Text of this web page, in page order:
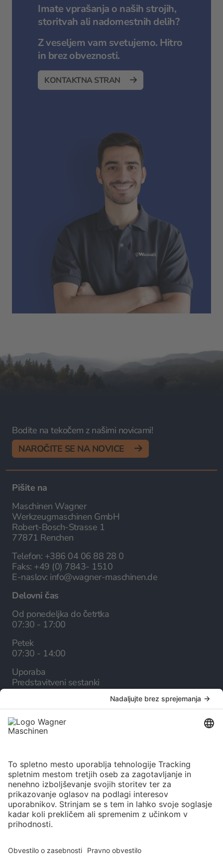
Imate vprašanja o naših strojih,
storitvah ali nadomestnih delih?
Z veseljem vam svetujemo. Hitro
in brez obveznosti.
KONTAKTNA STRAN
Bodite na tekočem z našimi novicami!
NAROČITE SE NA NOVICE
Pišite na
Maschinen Wagner
Werkzeugmaschinen GmbH
Robert-Bosch-Strasse 1
77871 Renchen
Telefon: +386 04 06 88 28 0
Faks: +49 (0) 7843- 1510
E-naslov: info@wagner-maschinen.de
Delovni čas
Od ponedeljka do četrtka
07:30 - 17:00
Petek
07:30 - 14:00
Uporaba
Predstavitveni sestanki
O nas
Kariera
Novice
Izbira jezika
Slovenščina